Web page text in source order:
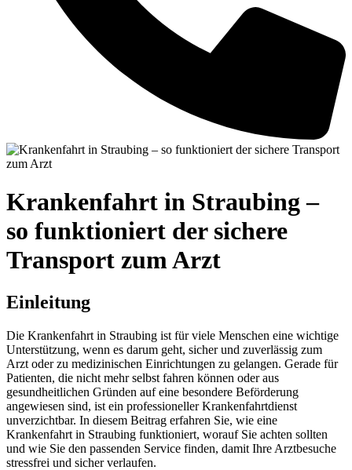
Krankenfahrt in Straubing –
so funktioniert der sichere
Transport zum Arzt
Einleitung
Die Krankenfahrt in Straubing ist für viele Menschen eine wichtige
Unterstützung, wenn es darum geht, sicher und zuverlässig zum
Arzt oder zu medizinischen Einrichtungen zu gelangen. Gerade für
Patienten, die nicht mehr selbst fahren können oder aus
gesundheitlichen Gründen auf eine besondere Beförderung
angewiesen sind, ist ein professioneller Krankenfahrtdienst
unverzichtbar. In diesem Beitrag erfahren Sie, wie eine
Krankenfahrt in Straubing funktioniert, worauf Sie achten sollten
und wie Sie den passenden Service finden, damit Ihre Arztbesuche
stressfrei und sicher verlaufen.